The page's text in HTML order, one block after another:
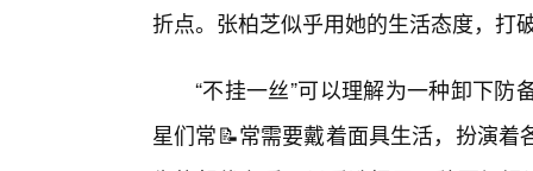
折点。张柏芝似乎用她的生活态度，打
“不挂一丝”可以理解为一种卸下
星们常📝常需要戴着面具生活，扮演